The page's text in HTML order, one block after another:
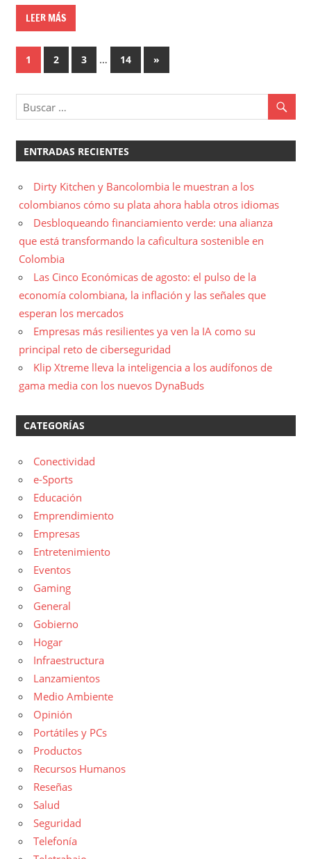
LEER MÁS
Paginación
entradas
1 2 3 … 14
Entradas
siguientes
»
ENTRADAS RECIENTES
Dirty Kitchen y Bancolombia le muestran a los
colombianos cómo su plata ahora habla otros idiomas
Desbloqueando financiamiento verde: una alianza
que está transformando la caficultura sostenible en
Colombia
Las Cinco Económicas de agosto: el pulso de la
economía colombiana, la inflación y las señales que
esperan los mercados
Empresas más resilientes ya ven la IA como su
principal reto de ciberseguridad
Klip Xtreme lleva la inteligencia a los audífonos de
gama media con los nuevos DynaBuds
CATEGORÍAS
Conectividad
e-Sports
Educación
Emprendimiento
Empresas
Entretenimiento
Eventos
Gaming
General
Gobierno
Hogar
Infraestructura
Lanzamientos
Medio Ambiente
Opinión
Portátiles y PCs
Productos
Recursos Humanos
Reseñas
Salud
Seguridad
Telefonía